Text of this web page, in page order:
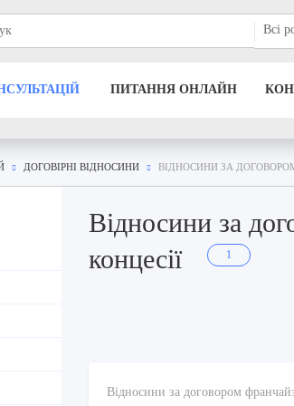
Всі
ПИТАННЯ ОНЛАЙН
ДОГОВІРНІ ВІДНОСИНИ ВІДНОСИНИ ЗА
Відносини за
концесії
1
Відносини за договором